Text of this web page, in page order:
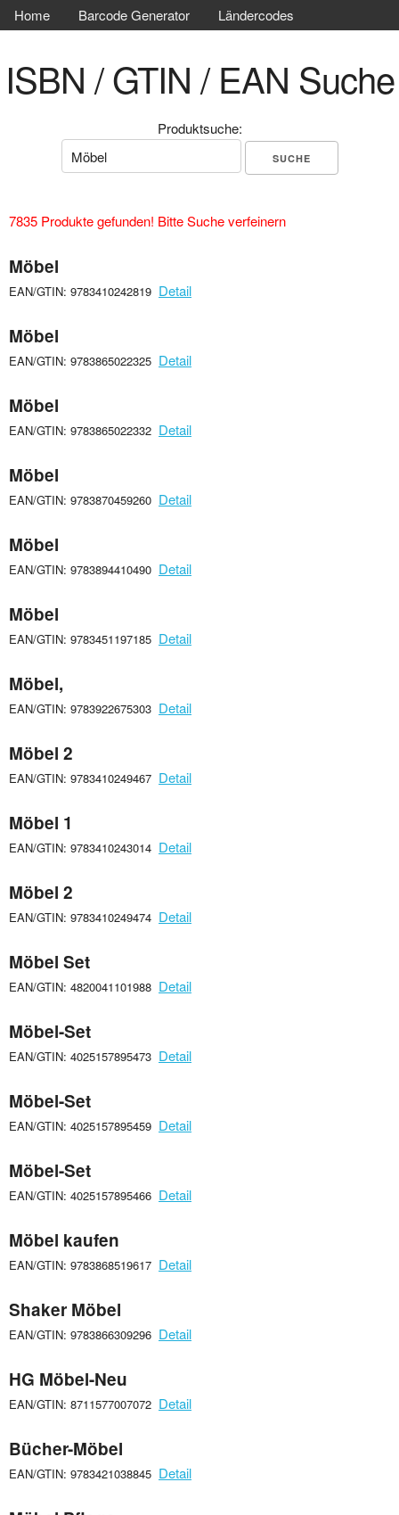
Home Barcode Generator Ländercodes
ISBN / GTIN / EAN Suche
Produktsuche:
7835 Produkte gefunden! Bitte Suche verfeinern
Möbel
EAN/GTIN: 9783410242819 Detail
Möbel
EAN/GTIN: 9783865022325 Detail
Möbel
EAN/GTIN: 9783865022332 Detail
Möbel
EAN/GTIN: 9783870459260 Detail
Möbel
EAN/GTIN: 9783894410490 Detail
Möbel
EAN/GTIN: 9783451197185 Detail
Möbel,
EAN/GTIN: 9783922675303 Detail
Möbel 2
EAN/GTIN: 9783410249467 Detail
Möbel 1
EAN/GTIN: 9783410243014 Detail
Möbel 2
EAN/GTIN: 9783410249474 Detail
Möbel Set
EAN/GTIN: 4820041101988 Detail
Möbel-Set
EAN/GTIN: 4025157895473 Detail
Möbel-Set
EAN/GTIN: 4025157895459 Detail
Möbel-Set
EAN/GTIN: 4025157895466 Detail
Möbel kaufen
EAN/GTIN: 9783868519617 Detail
Shaker Möbel
EAN/GTIN: 9783866309296 Detail
HG Möbel-Neu
EAN/GTIN: 8711577007072 Detail
Bücher-Möbel
EAN/GTIN: 9783421038845 Detail